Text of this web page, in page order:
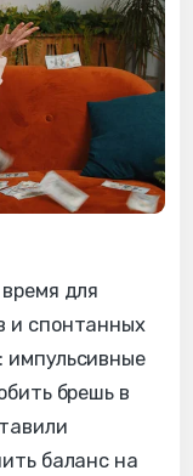
для
и спонтанных
импульсивные
брешь в
баланс на